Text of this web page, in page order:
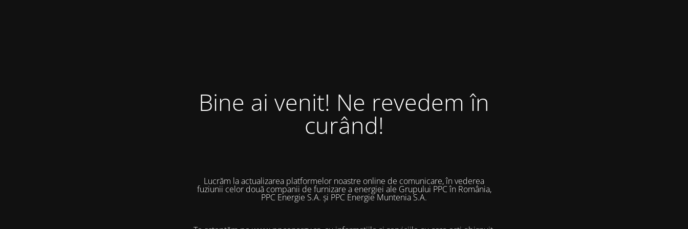
Bine ai venit! Ne revedem în
curând!
Lucrăm la actualizarea platformelor noastre online de comunicare, în vederea
fuziunii celor două companii de furnizare a energiei ale Grupului PPC în România,
PPC Energie S.A. și PPC Energie Muntenia S.A.